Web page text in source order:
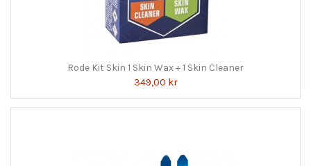
Rode Kit Skin 1 Skin Wax + 1 Skin Cleaner
349,00 kr